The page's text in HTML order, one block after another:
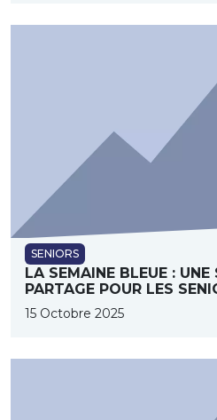
SENIORS
LA SEMAINE BLEUE : UNE
PARTAGE POUR LES
15 Octobre 2025